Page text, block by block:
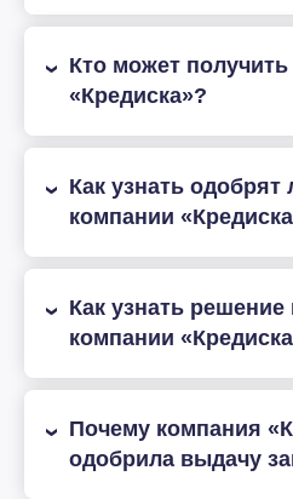
Кто может
«Кредиска»?
Как узнать
компании
Как узнать решение
компании
Почему компания
одобрила выдачу